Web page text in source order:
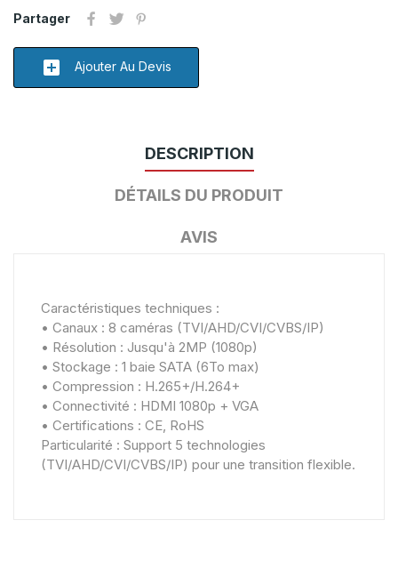
Partager
add_box Ajouter Au Devis
DESCRIPTION
DÉTAILS DU PRODUIT
AVIS
Caractéristiques techniques :
• Canaux : 8 caméras (TVI/AHD/CVI/CVBS/IP)
• Résolution : Jusqu'à 2MP (1080p)
• Stockage : 1 baie SATA (6To max)
• Compression : H.265+/H.264+
• Connectivité : HDMI 1080p + VGA
• Certifications : CE, RoHS
Particularité : Support 5 technologies
(TVI/AHD/CVI/CVBS/IP) pour une transition flexible.